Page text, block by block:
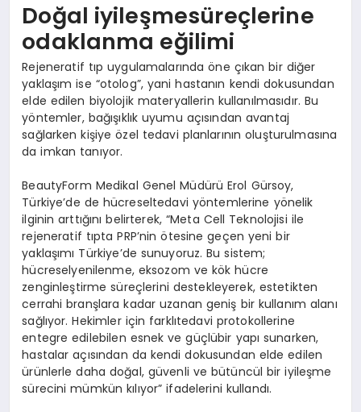
Doğal iyileşmesüreçlerine
odaklanma eğilimi
Rejeneratif tıp uygulamalarında öne çıkan bir diğer
yaklaşım ise “otolog”, yani hastanın kendi dokusundan
elde edilen biyolojik materyallerin kullanılmasıdır. Bu
yöntemler, bağışıklık uyumu açısından avantaj
sağlarken kişiye özel tedavi planlarının oluşturulmasına
da imkan tanıyor.
BeautyForm Medikal Genel Müdürü Erol Gürsoy,
Türkiye’de de hücreseltedavi yöntemlerine yönelik
ilginin arttığını belirterek, “Meta Cell Teknolojisi ile
rejeneratif tıpta PRP’nin ötesine geçen yeni bir
yaklaşımı Türkiye’de sunuyoruz. Bu sistem;
hücreselyenilenme, eksozom ve kök hücre
zenginleştirme süreçlerini destekleyerek, estetikten
cerrahi branşlara kadar uzanan geniş bir kullanım alanı
sağlıyor. Hekimler için farklıtedavi protokollerine
entegre edilebilen esnek ve güçlübir yapı sunarken,
hastalar açısından da kendi dokusundan elde edilen
ürünlerle daha doğal, güvenli ve bütüncül bir iyileşme
sürecini mümkün kılıyor” ifadelerini kullandı.